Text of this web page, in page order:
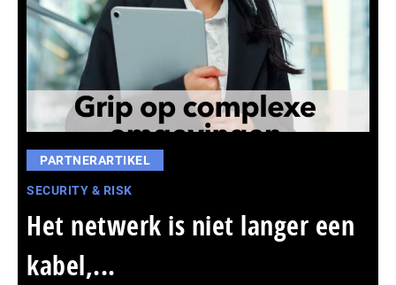
PARTNERARTIKEL
SECURITY & RISK
Het netwerk is niet langer een
kabel,...